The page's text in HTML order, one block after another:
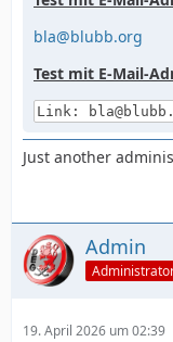
bla@blubb.org
Test mit E-Mail-
Link:
Just another
Admin
19. April 2026 um 02:39